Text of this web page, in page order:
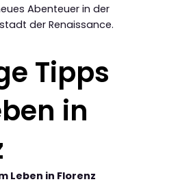
Abenteuer in der
der Renaissance.
Tipps
in
Leben in Florenz